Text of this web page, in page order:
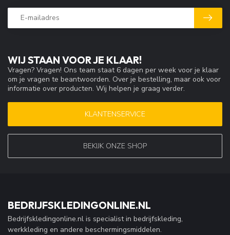
WIJ STAAN VOOR JE KLAAR!
Vragen? Vragen! Ons team staat 6 dagen per week voor je klaar
om je vragen te beantwoorden. Over je bestelling, maar ook voor
informatie over producten. Wij helpen je graag verder.
KLANTENSERVICE
BEKIJK ONZE SHOP
BEDRIJFSKLEDINGONLINE.NL
Bedrijfskledingonline.nl is specialist in bedrijfskleding,
werkkleding en andere beschermingsmiddelen.